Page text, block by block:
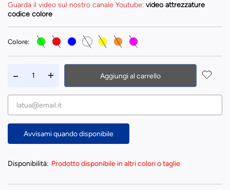
Guarda il video sul nostro canale Youtube: video attrezzature
codice colore
Colore:
Aggiungi al carrello
Avvisami quando disponibile
Disponibilità: Prodotto disponibile in altri colori o taglie